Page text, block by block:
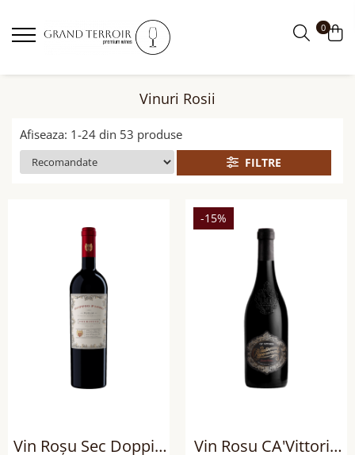
0
Vinuri Rosii
Afiseaza: 1-24 din 53 produse
FILTRE
Vin Roșu Sec Doppio
-15%
Vin Rosu CA'Vittoria